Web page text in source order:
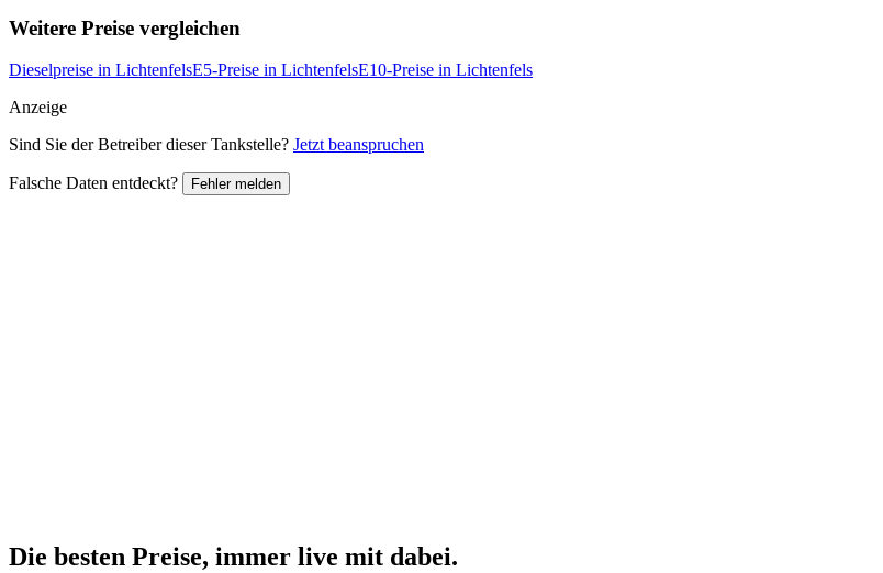
Weitere Preise vergleichen
Dieselpreise in LichtenfelsE5-Preise in LichtenfelsE10-Preise in Lichtenfels
Anzeige
Sind Sie der Betreiber dieser Tankstelle? Jetzt beanspruchen
Falsche Daten entdeckt? Fehler melden
Die besten Preise, immer live mit dabei.